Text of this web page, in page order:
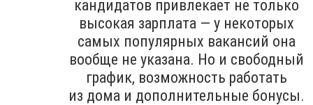
кандидатов привлекает не только
высокая зарплата — у некоторых
самых популярных вакансий она
вообще не указана. Но и свободный
график, возможность работать
из дома и дополнительные бонусы.